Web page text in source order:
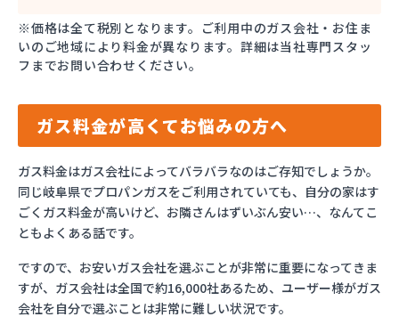
※価格は全て税別となります。ご利用中のガス会社・お住ま
いのご地域により料金が異なります。詳細は当社専門スタッ
フまでお問い合わせください。
ガス料金が高くてお悩みの方へ
ガス料金はガス会社によってバラバラなのはご存知でしょうか。
同じ岐阜県でプロパンガスをご利用されていても、自分の家はす
ごくガス料金が高いけど、お隣さんはずいぶん安い…、なんてこ
ともよくある話です。
ですので、お安いガス会社を選ぶことが非常に重要になってきま
すが、ガス会社は全国で約16,000社あるため、ユーザー様がガス
会社を自分で選ぶことは非常に難しい状況です。